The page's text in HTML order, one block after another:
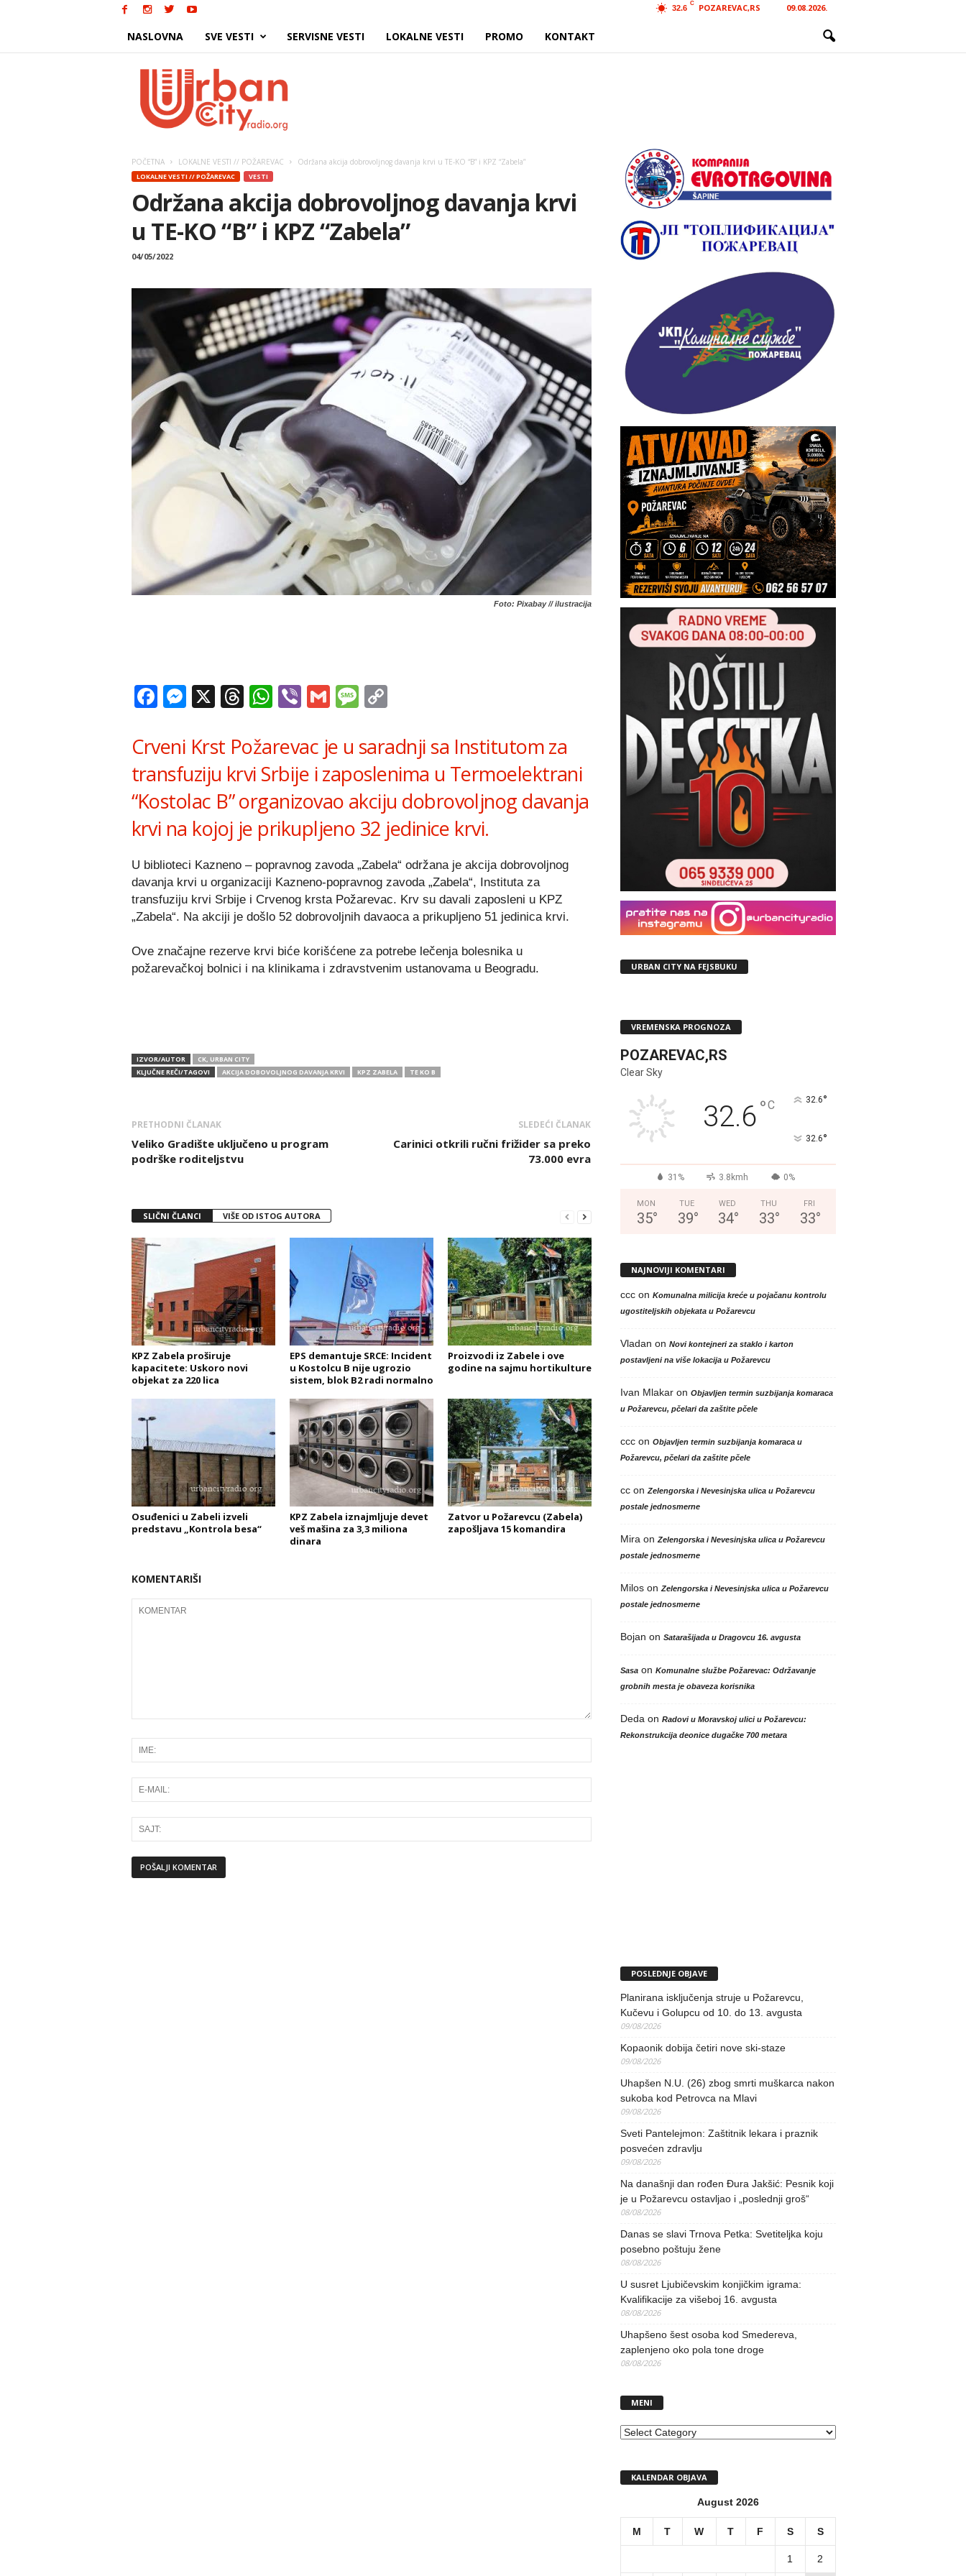
32.6
C POZAREVAC,RS 09.08.2026.
NASLOVNA SVE VESTI SERVISNE VESTI LOKALNE VESTI PROMO KONTAKT
POČETNA LOKALNE VESTI // POŽAREVAC Održana akcija dobrovoljnog davanja krvi u TE-KO “B” i KPZ “Zabela”
LOKALNE VESTI // POŽAREVAC VESTI
Održana akcija dobrovoljnog davanja krvi
u TE-KO “B” i KPZ “Zabela”
04/05/2022
Foto: Pixabay // ilustracija
Facebook
Messenger
X Threads
WhatsApp
ViberGmailMessage
Crveni Krst Požarevac je u saradnji sa Institutom za
transfuziju krvi Srbije i zaposlenima u Termoelektrani
“Kostolac B” organizovao akciju dobrovoljnog davanja
krvi na kojoj je prikupljeno 32 jedinice krvi.
U biblioteci Kazneno – popravnog zavoda „Zabela“ održana je akcija dobrovoljnog
davanja krvi u organizaciji Kazneno-popravnog zavoda „Zabela“, Instituta za
transfuziju krvi Srbije i Crvenog krsta Požarevac. Krv su davali zaposleni u KPZ
„Zabela“. Na akciji je došlo 52 dobrovoljnih davaoca a prikupljeno 51 jedinica krvi.
Ove značajne rezerve krvi biće korišćene za potrebe lečenja bolesnika u
požarevačkoj bolnici i na klinikama i zdravstvenim ustanovama u Beogradu.
IZVOR/AUTOR
CK, URBAN CITY
KLJUČNE REČI/TAGOVI
AKCIJA DOBOVOLJNOG DAVANJA KRVI KPZ ZABELA TE KO B
PRETHODNI ČLANAK
Veliko Gradište uključeno u program
podrške roditeljstvu
SLEDEĆI ČLANAK
Carinici otkrili ručni frižider sa preko
73.000 evra
SLIČNI ČLANCI VIŠE OD ISTOG AUTORA
KPZ Zabela proširuje
kapacitete: Uskoro novi
objekat za 220 lica
EPS demantuje SRCE: Incident
u Kostolcu B nije ugrozio
sistem, blok B2 radi normalno
Proizvodi iz Zabele i ove
godine na sajmu hortikulture
Osuđenici u Zabeli izveli
predstavu „Kontrola besa“
KPZ Zabela iznajmljuje devet
veš mašina za 3,3 miliona
dinara
Zatvor u Požarevcu (Zabela)
zapošljava 15 komandira
KOMENTARIŠI
URBAN CITY NA FEJSBUKU
VREMENSKA PROGNOZA
POZAREVAC,RS
Clear Sky
32.6°C 32.6°
32.6°
31% 3.8kmh 0%
MON
35°
TUE
39°
WED
34°
THU
33°
FRI
33°
NAJNOVIJI KOMENTARI
cccon Komunalna milicija kreće u pojačanu kontrolu
ugostiteljskih objekata u Požarevcu
Vladan on Novi kontejneri za staklo i karton
postavljeni na više lokacija u Požarevcu
Ivan Mlakaron Objavljen termin suzbijanja komaraca
u Požarevcu, pčelari da zaštite pčele
cccon Objavljen termin suzbijanja komaraca u
Požarevcu, pčelari da zaštite pčele
ccon Zelengorska i Nevesinjska ulica u Požarevcu
postale jednosmerne
Mira on Zelengorska i Nevesinjska ulica u Požarevcu
postale jednosmerne
Miloson Zelengorska i Nevesinjska ulica u Požarevcu
postale jednosmerne
Bojan on Satarašijada u Dragovcu 16. avgusta
Sasaon Komunalne službe Požarevac: Održavanje
grobnih mesta je obaveza korisnika
Deda on Radovi u Moravskoj ulici u Požarevcu:
Rekonstrukcija deonice dugačke 700 metara
POSLEDNJE OBJAVE
Planirana isključenja struje u Požarevcu,
Kučevu i Golupcu od 10. do 13. avgusta
09/08/2026
Kopaonik dobija četiri nove ski-staze
09/08/2026
Uhapšen N.U. (26) zbog smrti muškarca nakon
sukoba kod Petrovca na Mlavi
09/08/2026
Sveti Pantelejmon: Zaštitnik lekara i praznik
posvećen zdravlju
09/08/2026
Na današnji dan rođen Đura Jakšić: Pesnik koji
je u Požarevcu ostavljao i „poslednji groš“
08/08/2026
Danas se slavi Trnova Petka: Svetiteljka koju
posebno poštuju žene
08/08/2026
U susret Ljubičevskim konjičkim igrama:
Kvalifikacije za višeboj 16. avgusta
08/08/2026
Uhapšeno šest osoba kod Smedereva,
zaplenjeno oko pola tone droge
08/08/2026
MENI
MENI
KALENDAR OBJAVA
August 2026
M T W T F S S
1 2